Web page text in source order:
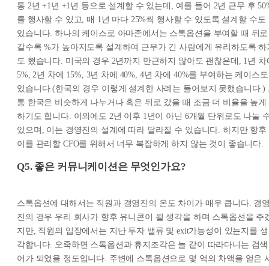
통 2년 +1년 +1년 등으로 설계할 수 있는데, 예를 들어 2년 근무 후
를 행사할 수 있고, 매 1년 마다 25%씩 행사할 수 있도록 설계할 수도
있습니다. 하나의 케이스로 아마존에서는 스톡옵션을 부여할 때 뒤로
갈수록 %가 높아지도록 설계하여 근무가 긴 사람에게 유리하도록 하
도 했습니다. 미국의 경우 2년까지 만근하지 않아도 괜찮은데, 1년 차
5%, 2년 차에 15%, 3년 차에 40%, 4년 차에 40%를 부여하는 케이스도
있습니다.(한국의 경우 이렇게 설계한 사례는 들어보지 못했습니다.)
통 한국은 비슷하게 나누거나 혹은 뒤로 갔을 때 조금 더 비율을 높게
하기도 합니다. 이외에도 2년 이후 1년이 아닌 6개월 단위로도 나눌
있으며, 이는 경영진의 설계에 따라 달라질 수 있습니다. 하지만 향후
이를 관리할 CFO를 위해서 너무 복잡하게 하지 않는 것이 좋습니다.
Q5. 좋은 커뮤니케이션은 무엇인가요?
스톡옵션에 대해서는 직원과 경영진의 온도 차이가 매우 큽니다. 경
진의 경우 우리 회사가 향후 유니콘이 될 생각을 하며 스톡옵션을 주
지만, 직원의 입장에서는 지난 투자 밸류 및 exit가능성이 있는지를 생
각합니다. 오죽하면 스톡옵션과 휴지조각은 늘 같이 따라다니는 검색
어가 되었을 정도입니다. 주변에 스톡옵션으로 몇 억의 차액을 얻은